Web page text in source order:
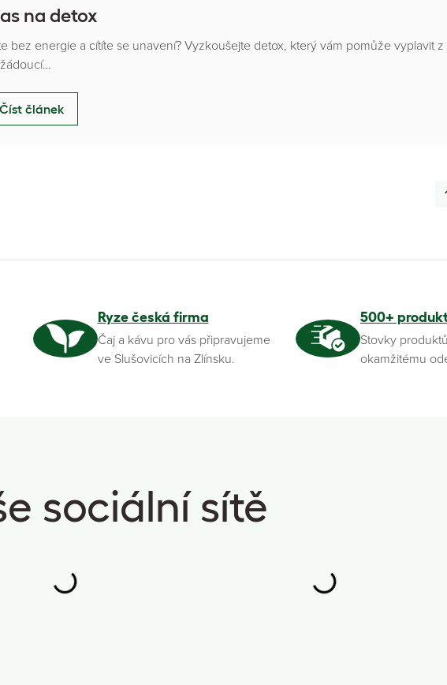
na detox
bez energie a cítíte se unavení? Vyzkoušejte detox, který vám pomůže vyplavit z
Číst článek
Ryze česká firma
Čaj a kávu pro vás připravujeme
ve Slušovicích na Zlínsku.
500+
Stovky
okamžitému
sociální sítě